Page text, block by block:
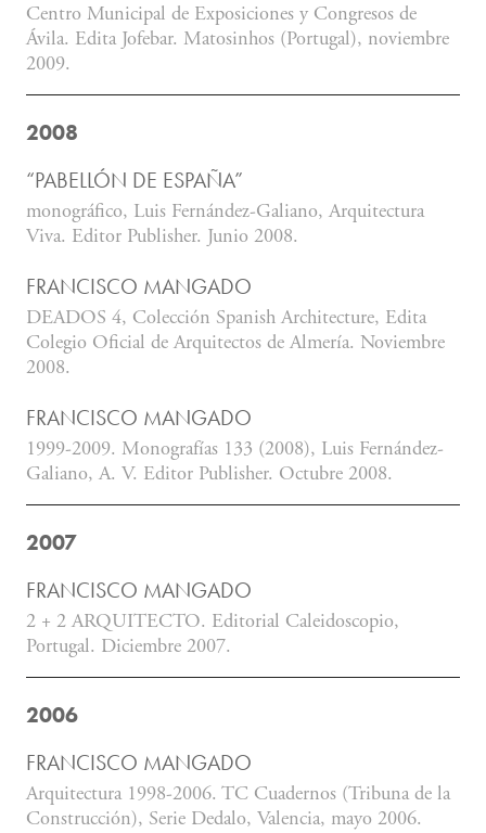
Centro Municipal de Exposiciones y Congresos de
Ávila. Edita Jofebar. Matosinhos (Portugal), noviembre
2009.
2008
“PABELLÓN DE ESPAÑA”
monográfico, Luis Fernández-Galiano, Arquitectura
Viva. Editor Publisher. Junio 2008.
FRANCISCO MANGADO
DEADOS 4, Colección Spanish Architecture, Edita
Colegio Oficial de Arquitectos de Almería. Noviembre
2008.
FRANCISCO MANGADO
1999-2009. Monografías 133 (2008), Luis Fernández-
Galiano, A. V. Editor Publisher. Octubre 2008.
2007
FRANCISCO MANGADO
2 + 2 ARQUITECTO. Editorial Caleidoscopio,
Portugal. Diciembre 2007.
2006
FRANCISCO MANGADO
Arquitectura 1998-2006. TC Cuadernos (Tribuna de la
Construcción), Serie Dedalo, Valencia, mayo 2006.